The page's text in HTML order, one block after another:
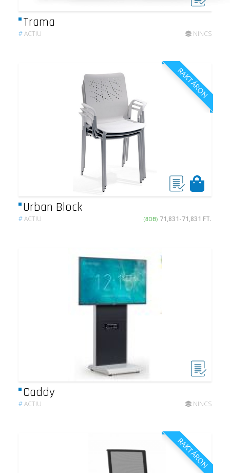
Trama
#ACTIU NINCS
RAKTÁRON
Urban Block
#ACTIU (8DB) 71,831-71,831 FT.
Caddy
#ACTIU NINCS
RAKTÁRON